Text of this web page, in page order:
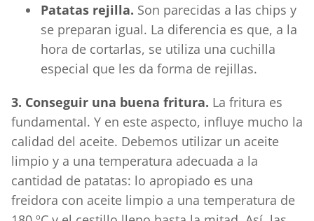
Patatas rejilla. Son parecidas a las chips y
se preparan igual. La diferencia es que, a la
hora de cortarlas, se utiliza una cuchilla
especial que les da forma de rejillas.
3. Conseguir una buena fritura. La fritura es
fundamental. Y en este aspecto, influye mucho la
calidad del aceite. Debemos utilizar un aceite
limpio y a una temperatura adecuada a la
cantidad de patatas: lo apropiado es una
freidora con aceite limpio a una temperatura de